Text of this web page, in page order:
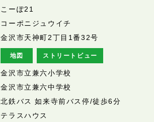
こーぽ21
コーポニジュウイチ
金沢市天神町2丁目1番32号
地図 ストリートビュー
金沢市立兼六小学校
金沢市立兼六中学校
北鉄バス 如来寺前バス停/徒歩6分
テラスハウス